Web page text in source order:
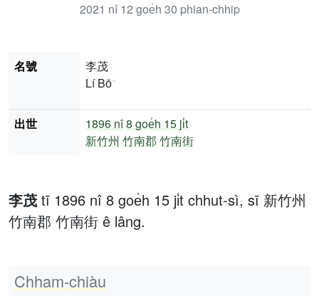
2021 nî 12 goe̍h 30 phian-chhip
李茂 tī 1896 nî 8 goe̍h 15 ji̍t chhut-sì, sī 新竹州
竹南郡 竹南街 ê lâng.
Chham-chiàu
名號
李茂
Lí Bō͘
出世 1896 nî8 goe̍h 15 ji̍t
新竹州 竹南郡 竹南街